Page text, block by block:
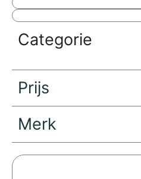
Categorie
Prijs
Merk